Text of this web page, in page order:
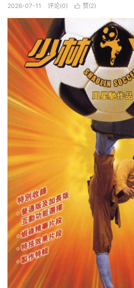
2026-07-11 评论(0)  赞(2)